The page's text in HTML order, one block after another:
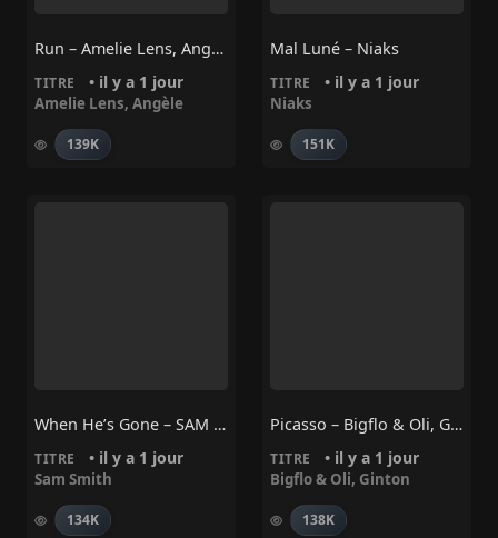
Run – Amelie Lens, Angèle
TITRE • il y a 1 jour
Amelie Lens, Angèle
139K
Mal Luné – Niaks
TITRE • il y a 1 jour
Niaks
151K
When He’s Gone – SAM SMITH
TITRE • il y a 1 jour
Sam Smith
134K
Picasso – Bigflo & Oli, Ginton
TITRE • il y a 1 jour
Bigflo & Oli, Ginton
138K